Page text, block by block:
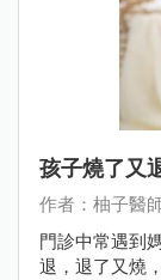
孩子燒了又
作者：柚子醫
門診中常遇到
退，退了又燒